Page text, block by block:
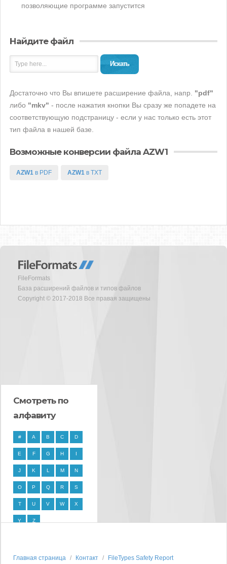
позволяющие программе запустится
Найдите файл
Искать
Достаточно что Вы впишете расширение файла, напр. "pdf"
либо "mkv" - после нажатия кнопки Вы сразу же попадете на
соответствующую подстраницу - если у нас только есть этот
тип файла в нашей базе.
Возможные конверсии файла AZW1
AZW1 в PDF AZW1 в TXT
FileFormats
База расширений файлов и типов файлов
Copyright © 2017-2018 Все правая защищены
Смотреть по
алфавиту
# A B C D
E F G H I
J K L M N
O P Q R S
T U V W X
Y Z
Главная страница Контакт FileTypes Safety Report